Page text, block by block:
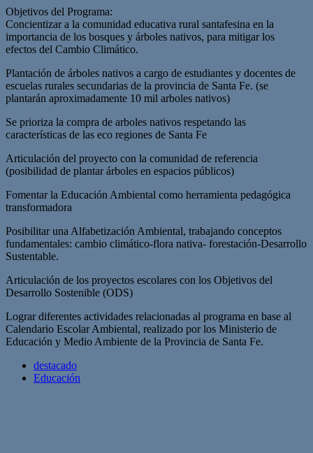
Objetivos del Programa:
Concientizar a la comunidad educativa rural santafesina en la
importancia de los bosques y árboles nativos, para mitigar los
efectos del Cambio Climático.
Plantación de árboles nativos a cargo de estudiantes y docentes de
escuelas rurales secundarias de la provincia de Santa Fe. (se
plantarán aproximadamente 10 mil arboles nativos)
Se prioriza la compra de arboles nativos respetando las
características de las eco regiones de Santa Fe
Articulación del proyecto con la comunidad de referencia
(posibilidad de plantar árboles en espacios públicos)
Fomentar la Educación Ambiental como herramienta pedagógica
transformadora
Posibilitar una Alfabetización Ambiental, trabajando conceptos
fundamentales: cambio climático-flora nativa- forestación-Desarrollo
Sustentable.
Articulación de los proyectos escolares con los Objetivos del
Desarrollo Sostenible (ODS)
Lograr diferentes actividades relacionadas al programa en base al
Calendario Escolar Ambiental, realizado por los Ministerio de
Educación y Medio Ambiente de la Provincia de Santa Fe.
destacado
Educación